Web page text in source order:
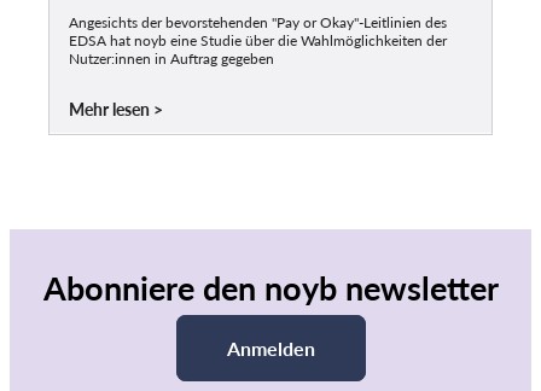
Angesichts der bevorstehenden "Pay or Okay"-Leitlinien des
EDSA hat noyb eine Studie über die Wahlmöglichkeiten der
Nutzer:innen in Auftrag gegeben
Mehr lesen
Abonniere den noyb newsletter
Anmelden